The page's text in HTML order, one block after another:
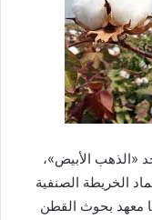
«الذهب الأبيض»،
الخريطة الصنفية
والتي أعدها معهد بحوث القطن